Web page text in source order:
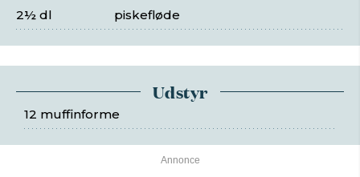
piskefløde
2½ dl
Udstyr
12 muffinforme